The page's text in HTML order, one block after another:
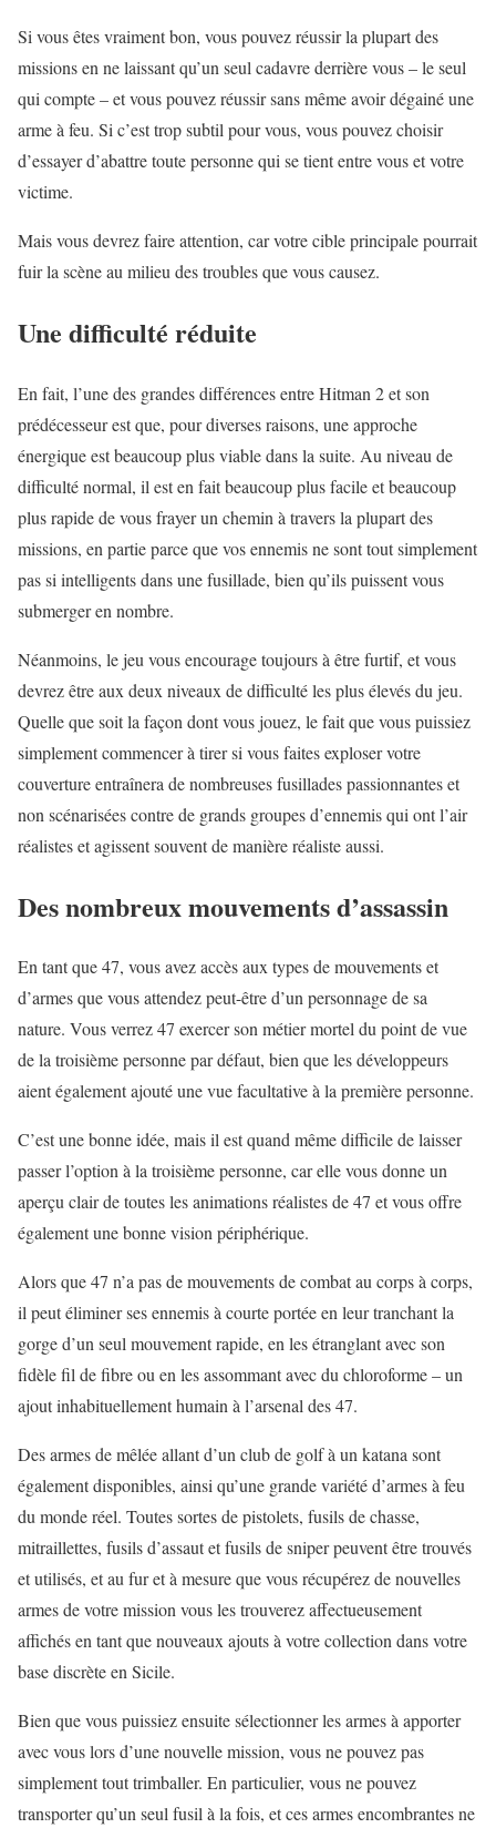
Si vous êtes vraiment bon, vous pouvez réussir la plupart des
missions en ne laissant qu’un seul cadavre derrière vous – le seul
qui compte – et vous pouvez réussir sans même avoir dégainé une
arme à feu. Si c’est trop subtil pour vous, vous pouvez choisir
d’essayer d’abattre toute personne qui se tient entre vous et votre
victime.
Mais vous devrez faire attention, car votre cible principale pourrait
fuir la scène au milieu des troubles que vous causez.
Une difficulté réduite
En fait, l’une des grandes différences entre Hitman 2 et son
prédécesseur est que, pour diverses raisons, une approche
énergique est beaucoup plus viable dans la suite. Au niveau de
difficulté normal, il est en fait beaucoup plus facile et beaucoup
plus rapide de vous frayer un chemin à travers la plupart des
missions, en partie parce que vos ennemis ne sont tout simplement
pas si intelligents dans une fusillade, bien qu’ils puissent vous
submerger en nombre.
Néanmoins, le jeu vous encourage toujours à être furtif, et vous
devrez être aux deux niveaux de difficulté les plus élevés du jeu.
Quelle que soit la façon dont vous jouez, le fait que vous puissiez
simplement commencer à tirer si vous faites exploser votre
couverture entraînera de nombreuses fusillades passionnantes et
non scénarisées contre de grands groupes d’ennemis qui ont l’air
réalistes et agissent souvent de manière réaliste aussi.
Des nombreux mouvements d’assassin
En tant que 47, vous avez accès aux types de mouvements et
d’armes que vous attendez peut-être d’un personnage de sa
nature. Vous verrez 47 exercer son métier mortel du point de vue
de la troisième personne par défaut, bien que les développeurs
aient également ajouté une vue facultative à la première personne.
C’est une bonne idée, mais il est quand même difficile de laisser
passer l’option à la troisième personne, car elle vous donne un
aperçu clair de toutes les animations réalistes de 47 et vous offre
également une bonne vision périphérique.
Alors que 47 n’a pas de mouvements de combat au corps à corps,
il peut éliminer ses ennemis à courte portée en leur tranchant la
gorge d’un seul mouvement rapide, en les étranglant avec son
fidèle fil de fibre ou en les assommant avec du chloroforme – un
ajout inhabituellement humain à l’arsenal des 47.
Des armes de mêlée allant d’un club de golf à un katana sont
également disponibles, ainsi qu’une grande variété d’armes à feu
du monde réel. Toutes sortes de pistolets, fusils de chasse,
mitraillettes, fusils d’assaut et fusils de sniper peuvent être trouvés
et utilisés, et au fur et à mesure que vous récupérez de nouvelles
armes de votre mission vous les trouverez affectueusement
affichés en tant que nouveaux ajouts à votre collection dans votre
base discrète en Sicile.
Bien que vous puissiez ensuite sélectionner les armes à apporter
avec vous lors d’une nouvelle mission, vous ne pouvez pas
simplement tout trimballer. En particulier, vous ne pouvez
transporter qu’un seul fusil à la fois, et ces armes encombrantes ne